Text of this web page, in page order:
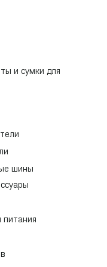
и сумки для
шины